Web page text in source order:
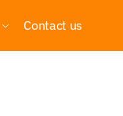
Contact us